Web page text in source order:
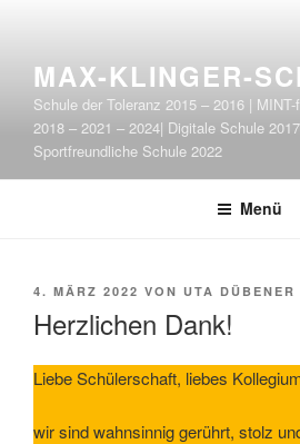
springenMAX-KLINGER-
Schule der Toleranz 2015 – 2016 |
2018 – 2021 – 2024| Digitale Schule
Sportfreundliche Schule 2022
Menü
VERÖFFENTLICHT
4. MÄRZ 2022 VON UTA DÜBENER
Herzlichen Dank!
Liebe Schülerschaft, liebes
wir sind wahnsinnig gerührt, stolz